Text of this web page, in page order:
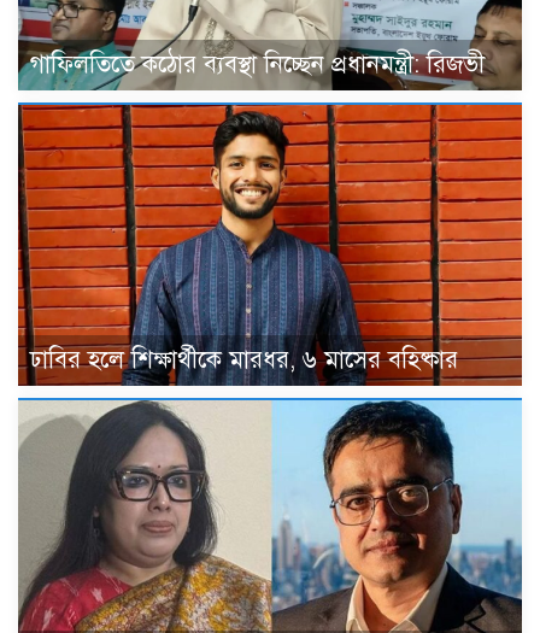
গাফিলতিতে কঠোর ব্যবস্থা নিচ্ছেন প্রধানমন্ত্রী: রিজভী
ঢাবির হলে শিক্ষার্থীকে মারধর, ৬ মাসের বহিষ্কার